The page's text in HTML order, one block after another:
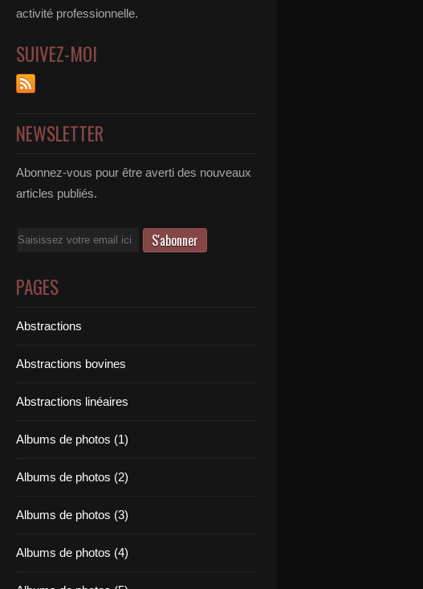
activité professionnelle.
SUIVEZ-MOI
NEWSLETTER
Abonnez-vous pour être averti des nouveaux
articles publiés.
Email
PAGES
Abstractions
Abstractions bovines
Abstractions linéaires
Albums de photos (1)
Albums de photos (2)
Albums de photos (3)
Albums de photos (4)